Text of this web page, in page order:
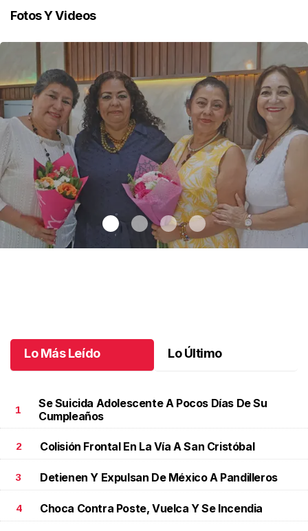
Fotos Y Videos
Lo Más Leído Lo Último
1
Se Suicida Adolescente A Pocos Días De Su
Cumpleaños
2 Colisión Frontal En La Vía A San Cristóbal
3 Detienen Y Expulsan De México A Pandilleros
4 Choca Contra Poste, Vuelca Y Se Incendia